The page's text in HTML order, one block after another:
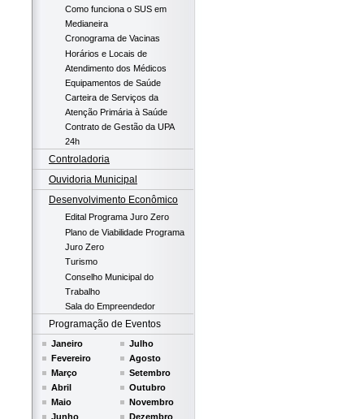
Como funciona o SUS em
Medianeira
Cronograma de Vacinas
Horários e Locais de
Atendimento dos Médicos
Equipamentos de Saúde
Carteira de Serviços da
Atenção Primária à Saúde
Contrato de Gestão da UPA
24h
Controladoria
Ouvidoria Municipal
Desenvolvimento Econômico
Edital Programa Juro Zero
Plano de Viabilidade Programa
Juro Zero
Turismo
Conselho Municipal do
Trabalho
Sala do Empreendedor
Programação de Eventos
Janeiro
Fevereiro
Março
Abril
Maio
Junho
Julho
Agosto
Setembro
Outubro
Novembro
Dezembro